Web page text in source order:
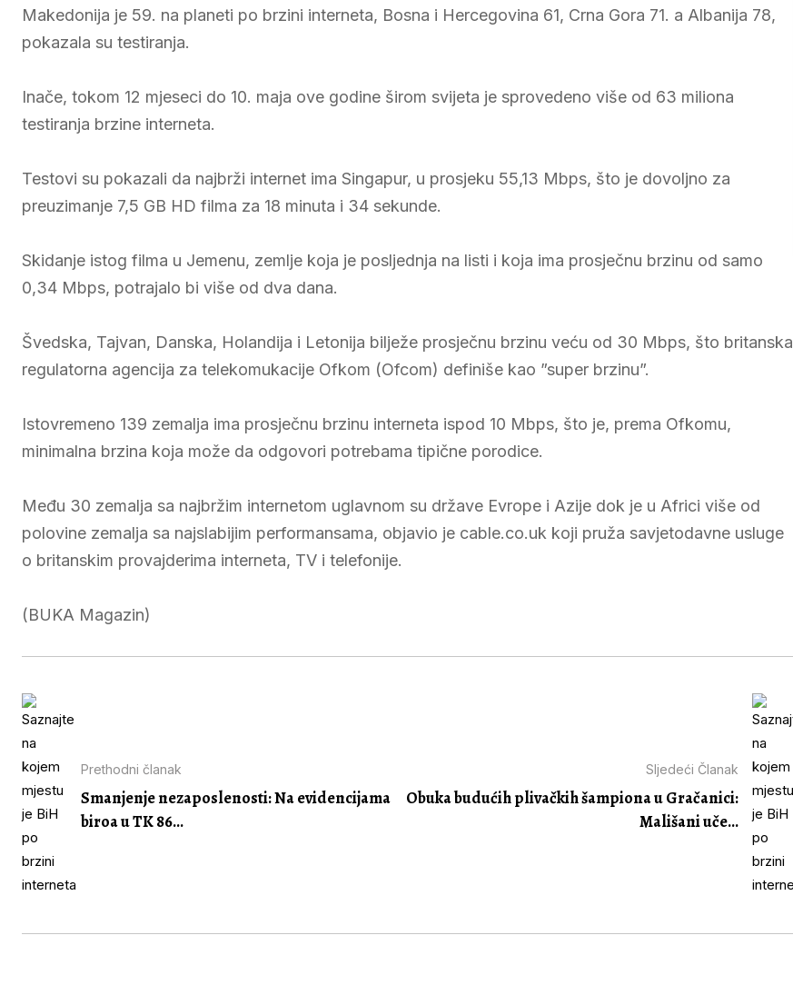
Makedonija je 59. na planeti po brzini interneta, Bosna i Hercegovina 61, Crna Gora 71. a Albanija 78,
pokazala su testiranja.
Inače, tokom 12 mjeseci do 10. maja ove godine širom svijeta je sprovedeno više od 63 miliona
testiranja brzine interneta.
Testovi su pokazali da najbrži internet ima Singapur, u prosjeku 55,13 Mbps, što je dovoljno za
preuzimanje 7,5 GB HD filma za 18 minuta i 34 sekunde.
Skidanje istog filma u Jemenu, zemlje koja je posljednja na listi i koja ima prosječnu brzinu od samo
0,34 Mbps, potrajalo bi više od dva dana.
Švedska, Tajvan, Danska, Holandija i Letonija bilježe prosječnu brzinu veću od 30 Mbps, što britanska
regulatorna agencija za telekomukacije Ofkom (Ofcom) definiše kao ”super brzinu”.
Istovremeno 139 zemalja ima prosječnu brzinu interneta ispod 10 Mbps, što je, prema Ofkomu,
minimalna brzina koja može da odgovori potrebama tipične porodice.
Među 30 zemalja sa najbržim internetom uglavnom su države Evrope i Azije dok je u Africi više od
polovine zemalja sa najslabijim performansama, objavio je cable.co.uk koji pruža savjetodavne usluge
o britanskim provajderima interneta, TV i telefonije.
(BUKA Magazin)
Prethodni članak
Smanjenje nezaposlenosti: Na evidencijama
biroa u TK 86...
Sljedeći Članak
Obuka budućih plivačkih šampiona u Gračanici:
Mališani uče...